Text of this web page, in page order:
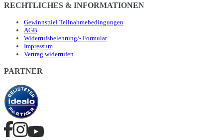
RECHTLICHES & INFORMATIONEN
Gewinnspiel Teilnahmebedingungen
AGB
Widerrufsbelehrung/- Formular
Impressum
Vertrag widerrufen
PARTNER